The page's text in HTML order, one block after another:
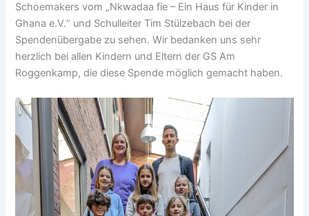
Schoemakers vom „Nkwadaa fie – Ein Haus für Kinder in
Ghana e.V.“ und Schulleiter Tim Stülzebach bei der
Spendenübergabe zu sehen. Wir bedanken uns sehr
herzlich bei allen Kindern und Eltern der GS Am
Roggenkamp, die diese Spende möglich gemacht haben.